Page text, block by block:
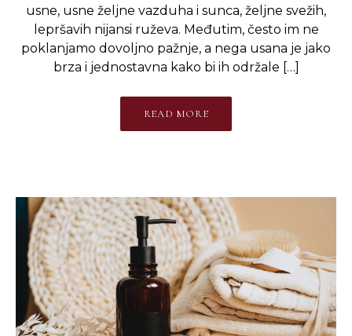
usne, usne željne vazduha i sunca, željne svežih,
lepršavih nijansi ruževa. Međutim, često im ne
poklanjamo dovoljno pažnje, a nega usana je jako
brza i jednostavna kako bi ih održale […]
READ MORE